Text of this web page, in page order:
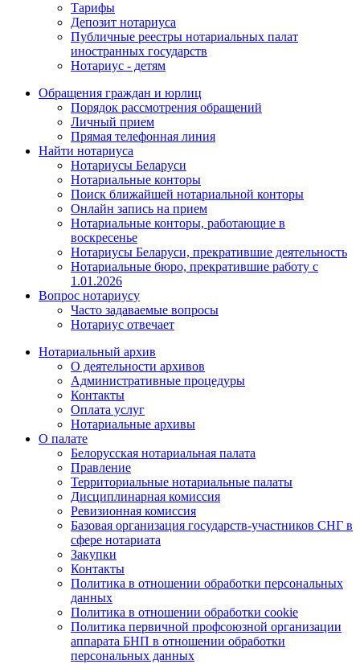
Тарифы
Депозит нотариуса
Публичные реестры нотариальных палат
иностранных государств
Нотариус - детям
Обращения граждан и юрлиц
Порядок рассмотрения обращений
Личный прием
Прямая телефонная линия
Найти нотариуса
Нотариусы Беларуси
Нотариальные конторы
Поиск ближайшей нотариальной конторы
Онлайн запись на прием
Нотариальные конторы, работающие в
воскресенье
Нотариусы Беларуси, прекратившие деятельность
Нотариальные бюро, прекратившие работу с
1.01.2026
Вопрос нотариусу
Часто задаваемые вопросы
Нотариус отвечает
Нотариальный архив
О деятельности архивов
Административные процедуры
Контакты
Оплата услуг
Нотариальные архивы
О палате
Белорусская нотариальная палата
Правление
Территориальные нотариальные палаты
Дисциплинарная комиссия
Ревизионная комиссия
Базовая организация государств-участников СНГ в
сфере нотариата
Закупки
Контакты
Политика в отношении обработки персональных
данных
Политика в отношении обработки cookie
Политика первичной профсоюзной организации
аппарата БНП в отношении обработки
персональных данных